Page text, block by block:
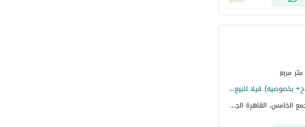
فيلا لقطه(بجاردن 118متر+ بفيو مفتوح+ بخصوصيه) فيلا للبيع في ماونتن فيوMountain View creek New Cairo بالقرب من Mivida وHyde Park وPalm Hills New Cairo
كومباوند ماونتن فيو اى سيتي، التجمع الخامس، القاهرة الجديدة، القاهرة